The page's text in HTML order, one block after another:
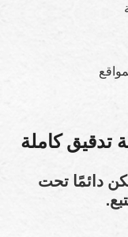
كاملة
دائمًا تحت